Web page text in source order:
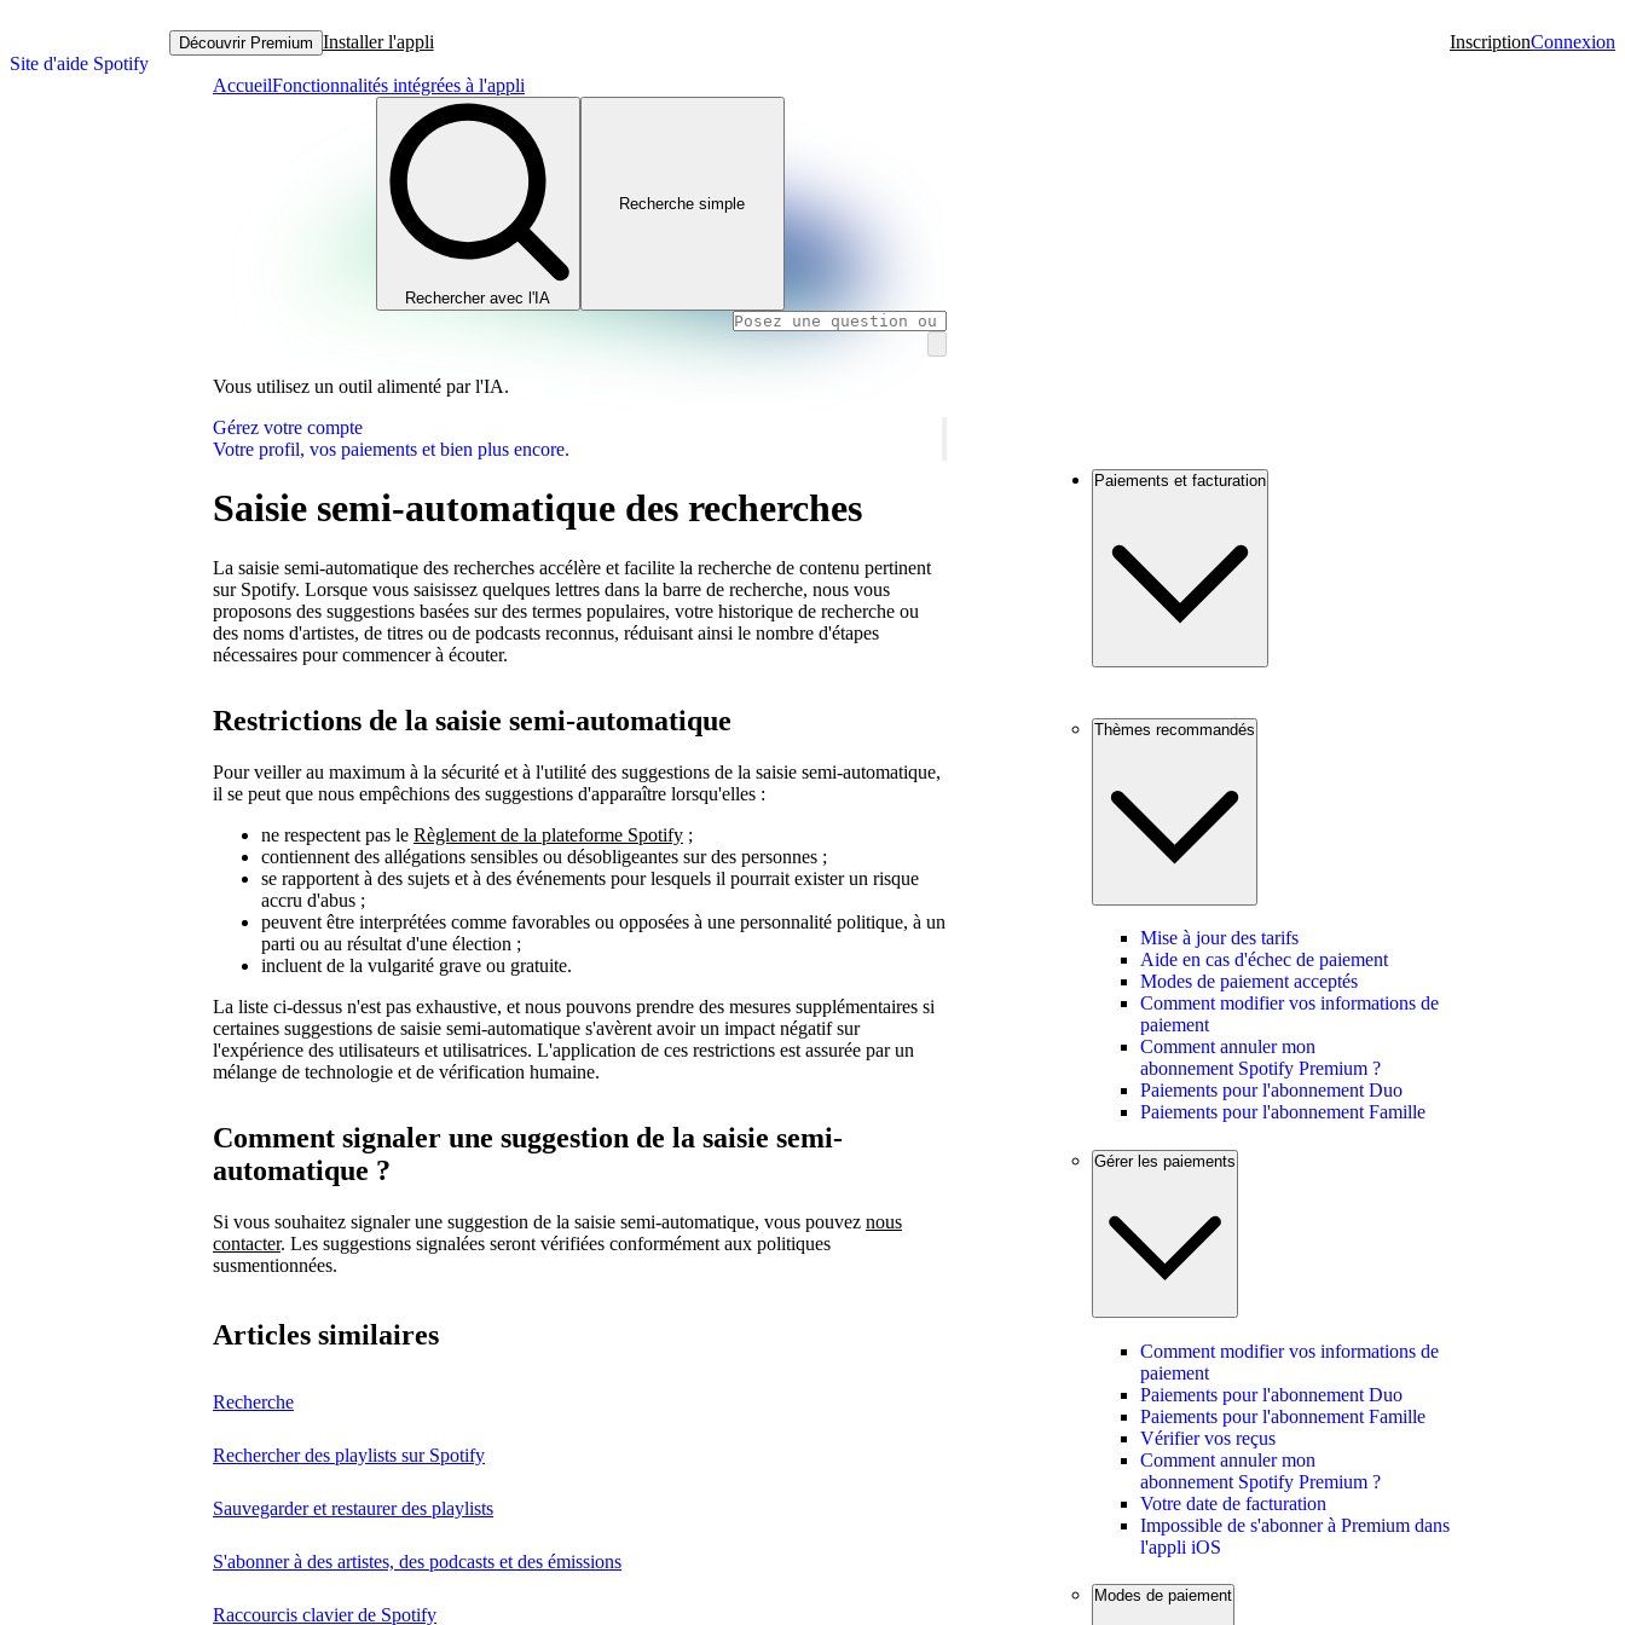
Site d'aide Spotify
Découvrir Premium Installer l'appli InscriptionConnexion
AccueilFonctionnalités intégrées à l'appli
Rechercher avec l'IA
Recherche simple
Vous utilisez un outil alimenté par l'IA.
Gérez votre compte
Votre profil, vos paiements et bien plus encore.
Saisie semi-automatique des recherches
La saisie semi-automatique des recherches accélère et facilite la recherche de contenu pertinent
sur Spotify. Lorsque vous saisissez quelques lettres dans la barre de recherche, nous vous
proposons des suggestions basées sur des termes populaires, votre historique de recherche ou
des noms d'artistes, de titres ou de podcasts reconnus, réduisant ainsi le nombre d'étapes
nécessaires pour commencer à écouter.
Restrictions de la saisie semi-automatique
Pour veiller au maximum à la sécurité et à l'utilité des suggestions de la saisie semi-automatique,
il se peut que nous empêchions des suggestions d'apparaître lorsqu'elles :
ne respectent pas le Règlement de la plateforme Spotify ;
contiennent des allégations sensibles ou désobligeantes sur des personnes ;
se rapportent à des sujets et à des événements pour lesquels il pourrait exister un risque
accru d'abus ;
peuvent être interprétées comme favorables ou opposées à une personnalité politique, à un
parti ou au résultat d'une élection ;
incluent de la vulgarité grave ou gratuite.
La liste ci-dessus n'est pas exhaustive, et nous pouvons prendre des mesures supplémentaires si
certaines suggestions de saisie semi-automatique s'avèrent avoir un impact négatif sur
l'expérience des utilisateurs et utilisatrices. L'application de ces restrictions est assurée par un
mélange de technologie et de vérification humaine.
Comment signaler une suggestion de la saisie semi-
automatique ?
Si vous souhaitez signaler une suggestion de la saisie semi-automatique, vous pouvez nous
contacter. Les suggestions signalées seront vérifiées conformément aux politiques
susmentionnées.
Articles similaires
Recherche
Rechercher des playlists sur Spotify
Sauvegarder et restaurer des playlists
S'abonner à des artistes, des podcasts et des émissions
Raccourcis clavier de Spotify
Paiements et facturation
Thèmes recommandés
Mise à jour des tarifs
Aide en cas d'échec de paiement
Modes de paiement acceptés
Comment modifier vos informations de
paiement
Comment annuler mon
abonnement Spotify Premium ?
Paiements pour l'abonnement Duo
Paiements pour l'abonnement Famille
Gérer les paiements
Comment modifier vos informations de
paiement
Paiements pour l'abonnement Duo
Paiements pour l'abonnement Famille
Vérifier vos reçus
Comment annuler mon
abonnement Spotify Premium ?
Votre date de facturation
Impossible de s'abonner à Premium dans
l'appli iOS
Modes de paiement